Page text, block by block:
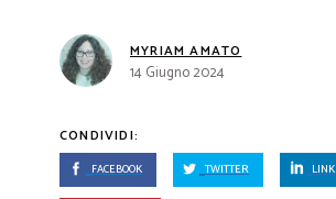
MYRIAM AMATO
14 Giugno 2024
CONDIVIDI:
FACEBOOK TWITTER